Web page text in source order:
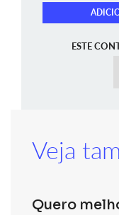
ESTE
Veja
Quero